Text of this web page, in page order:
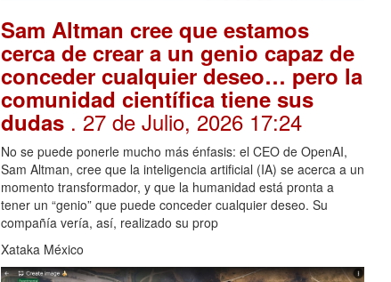
Sam Altman cree que estamos
cerca de crear a un genio capaz de
conceder cualquier deseo… pero la
comunidad científica tiene sus
dudas . 27 de Julio, 2026 17:24
No se puede ponerle mucho más énfasis: el CEO de OpenAI,
Sam Altman, cree que la inteligencia artificial (IA) se acerca a un
momento transformador, y que la humanidad está pronta a
tener un “genio” que puede conceder cualquier deseo. Su
compañía vería, así, realizado su prop
Xataka México